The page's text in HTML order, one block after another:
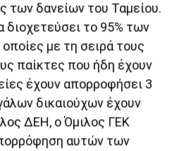
των δανείων του Ταμείου.
το 95% των
με τη σειρά τους
παίκτες που ήδη έχουν
έχουν απορροφήσει 3
δικαιούχων έχουν
ΔΕΗ, ο Όμιλος ΓΕΚ
αυτών των